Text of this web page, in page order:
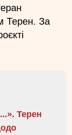
Терен. За
Терен